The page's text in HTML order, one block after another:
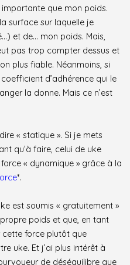
que mon poids.
surface sur laquelle je
et de… mon poids. Mais,
pas trop compter dessus et
plus fiable. Néanmoins, si
d’adhérence qui le
la donne. Mais ce n’est
« statique ». Si je mets
qu’à faire, celui de uke
« dynamique » grâce à la
*.
est soumis « gratuitement »
poids et que, en tant
cette force plutôt que
uke. Et j’ai plus intérêt à
de déséquilibre que